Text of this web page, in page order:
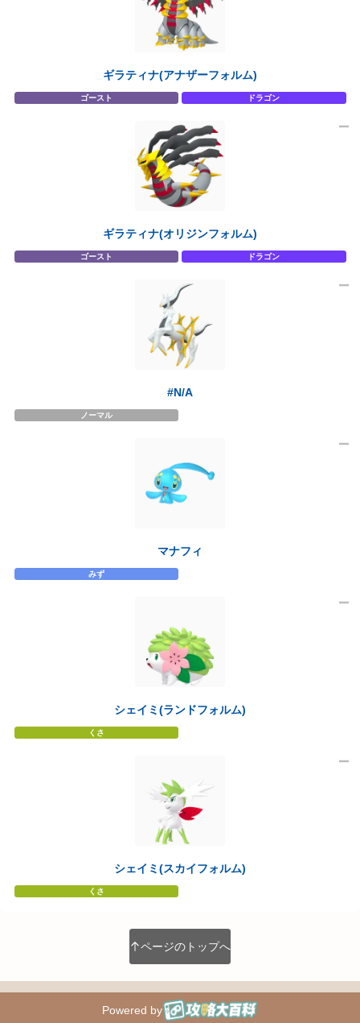
ギラティナ(アナザーフォルム)
ゴースト ドラゴン
ギラティナ(オリジンフォルム)
ゴースト ドラゴン
#N/A
ノーマル
マナフィ
みず
シェイミ(ランドフォルム)
くさ
シェイミ(スカイフォルム)
くさ
ページのトップへ
Powered by
攻略大百科